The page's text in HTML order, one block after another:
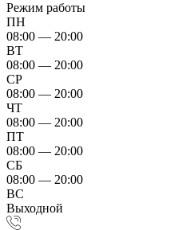
Режим работы
ПН
08:00 — 20:00
ВТ
08:00 — 20:00
СР
08:00 — 20:00
ЧТ
08:00 — 20:00
ПТ
08:00 — 20:00
СБ
08:00 — 20:00
ВС
Выходной